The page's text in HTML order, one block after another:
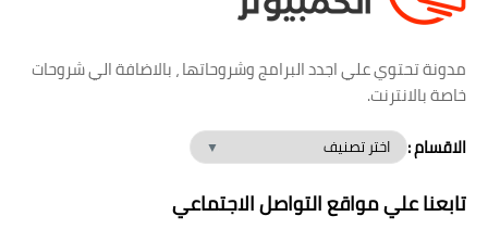
مدونة تحتوي علي اجدد البرامج وشروحاتها ، بالاضافة الي شروحات
خاصة بالانترنت.
الاقسام :
تابعنا علي مواقع التواصل الاجتماعي